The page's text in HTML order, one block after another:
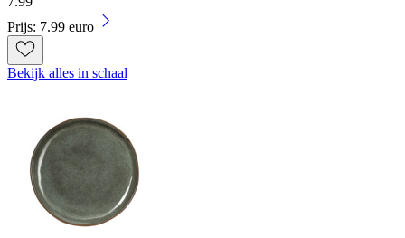
Prijs: 7.99 euro
Bekijk alles in schaal